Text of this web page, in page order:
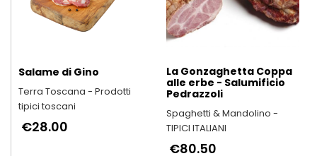
Salame di Gino
Terra Toscana - Prodotti
tipici toscani
€28.00
La Gonzaghetta Coppa
alle erbe - Salumificio
Pedrazzoli
Spaghetti & Mandolino -
TIPICI ITALIANI
€80.50